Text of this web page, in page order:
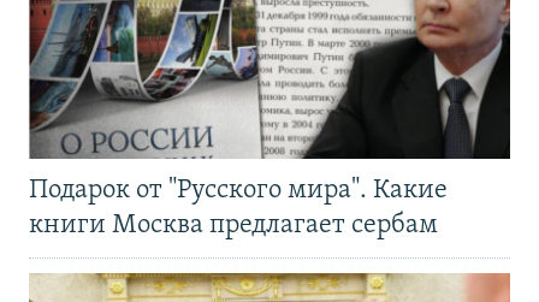
Подарок от "Русского мира". Какие
книги Москва предлагает сербам